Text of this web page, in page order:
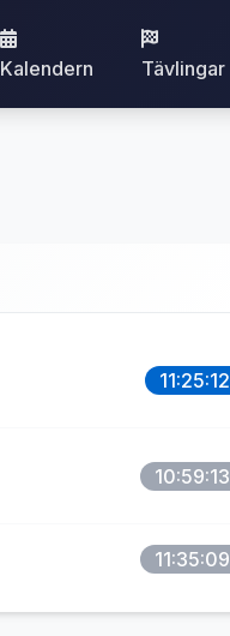
Kalendern
Tävlingar
11:25:12
10:59:13
11:35:09